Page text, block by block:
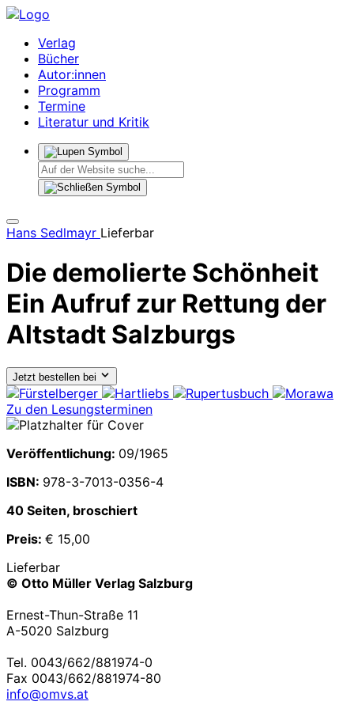
Verlag
Bücher
Autor:innen
Programm
Termine
Literatur und Kritik
Hans Sedlmayr Lieferbar
Die demolierte Schönheit
Ein Aufruf zur Rettung der
Altstadt Salzburgs
Jetzt bestellen bei
Zu den Lesungsterminen
Veröffentlichung: 09/1965
ISBN: 978-3-7013-0356-4
40 Seiten, broschiert
Preis: € 15,00
Lieferbar
© Otto Müller Verlag Salzburg
Ernest-Thun-Straße 11
A-5020 Salzburg
Tel. 0043/662/881974-0
Fax 0043/662/881974-80
info@omvs.at